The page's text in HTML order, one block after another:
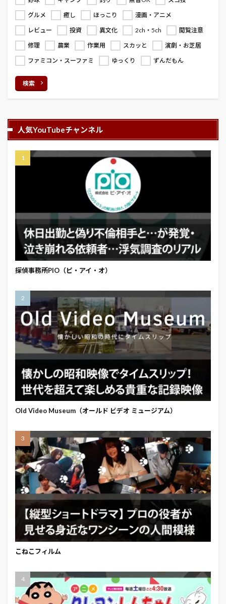
グルメ
癒し ほっこり
漫画・アニメ
レビュー
投資 異文化 2ch・5ch
閲覧注意
修理
農業 作業用 スカッと
演劇・お芝居
ファミコン・スーファミ
ゆっくり ずんだもん
検索
人気YouTubeチャンネル
探偵事務所PIO（ピ・アイ・オ）
Old Video Museum（オールド ビデオ ミュージアム）
こねこフィルム